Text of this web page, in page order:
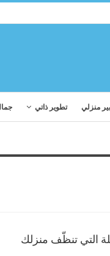
منزلي تطوير ذاتي
التي تنظّف منزلك